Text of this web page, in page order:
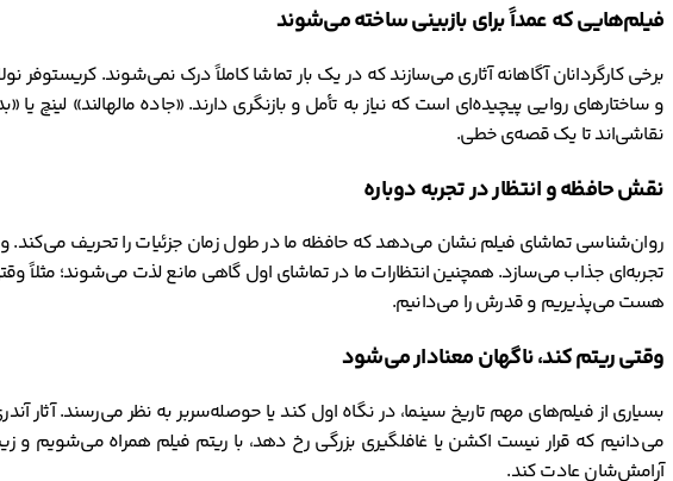
فیلم‌هایی که عمداً برای بازبینی ساخته می‌شوند
برخی کارگردانان آگاهانه آثاری می‌سازند که در یک بار تماشا کاملاً درک نمی‌شوند.
و ساختارهای روایی پیچیده‌ای است که نیاز به تأمل و بازنگری دارند. «جاده مالهالند» لینچ
نقاشی‌اند تا یک قصه‌ی خطی.
نقش حافظه و انتظار در تجربه دوباره
روان‌شناسی تماشای فیلم نشان می‌دهد که حافظه ما در طول زمان جزئیات را تحریف
تجربه‌ای جذاب می‌سازد. همچنین انتظارات ما در تماشای اول گاهی مانع لذت می‌شوند؛ مثلاً وقتی
هست می‌پذیریم و قدرش را می‌دانیم.
وقتی ریتم کند، ناگهان معنادار می‌شود
بسیاری از فیلم‌های مهم تاریخ سینما، در نگاه اول کند یا حوصله‌سربر به نظر می‌رسند.
می‌دانیم که قرار نیست اکشن یا غافلگیری بزرگی رخ دهد، با ریتم فیلم همراه می‌شویم و
آرامش‌شان عادت کند.